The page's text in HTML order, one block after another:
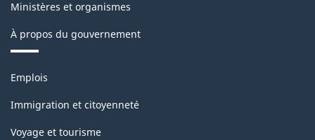
Ministères et organismes
À propos du gouvernement
Thèmes
sujets
Emplois
Immigration et citoyenneté
Voyage et tourisme